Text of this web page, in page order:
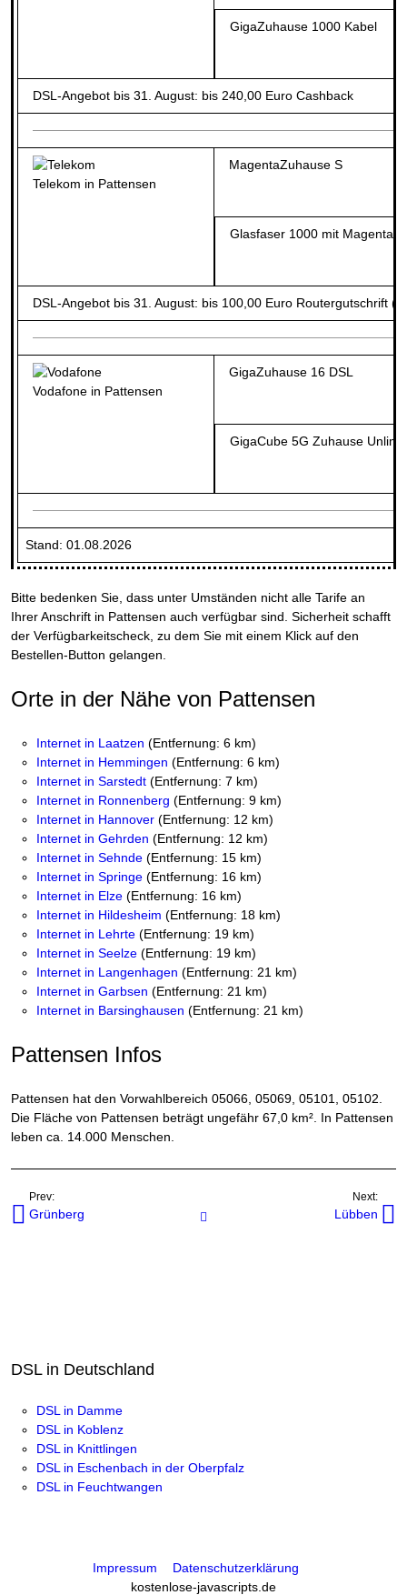
GigaZuhause 1000 Kabel
DSL-Angebot bis 31. August: bis 240,00 Euro Cashback
Telekom in Pattensen
MagentaZuhause S
Glasfaser 1000 mit
DSL-Angebot bis 31. August: bis 100,00 Euro Routergutschrift
Vodafone in Pattensen
GigaZuhause 16 DSL
GigaCube 5G Zuhause
Stand: 01.08.2026
Bitte bedenken Sie, dass unter Umständen nicht alle Tarife an
Ihrer Anschrift in Pattensen auch verfügbar sind. Sicherheit schafft
der Verfügbarkeitscheck, zu dem Sie mit einem Klick auf den
Bestellen-Button gelangen.
Orte in der Nähe von Pattensen
Internet in Laatzen (Entfernung: 6 km)
Internet in Hemmingen (Entfernung: 6 km)
Internet in Sarstedt (Entfernung: 7 km)
Internet in Ronnenberg (Entfernung: 9 km)
Internet in Hannover (Entfernung: 12 km)
Internet in Gehrden (Entfernung: 12 km)
Internet in Sehnde (Entfernung: 15 km)
Internet in Springe (Entfernung: 16 km)
Internet in Elze (Entfernung: 16 km)
Internet in Hildesheim (Entfernung: 18 km)
Internet in Lehrte (Entfernung: 19 km)
Internet in Seelze (Entfernung: 19 km)
Internet in Langenhagen (Entfernung: 21 km)
Internet in Garbsen (Entfernung: 21 km)
Internet in Barsinghausen (Entfernung: 21 km)
Pattensen Infos
Pattensen hat den Vorwahlbereich 05066, 05069, 05101, 05102.
Die Fläche von Pattensen beträgt ungefähr 67,0 km². In Pattensen
leben ca. 14.000 Menschen.
Prev:
Grünberg Internetanbieter in Orten
Next:
Lübben
DSL in Deutschland
DSL in Damme
DSL in Koblenz
DSL in Knittlingen
DSL in Eschenbach in der Oberpfalz
DSL in Feuchtwangen
Impressum
Datenschutzerklärung
kostenlose-javascripts.de